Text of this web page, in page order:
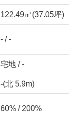
122.49㎡(37.05坪)
- / -
宅地 / -
-(北 5.9m)
60% / 200%